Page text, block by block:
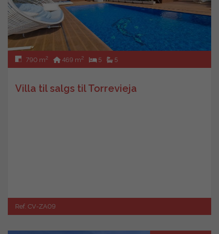
790 m2 469 m2 5 5
Villa til salgs til Torrevieja
Ref. CV-ZA09